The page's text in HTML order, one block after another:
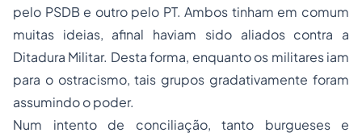
pelo PSDB e outro pelo PT. Ambos tinham em comum
muitas ideias, afinal haviam sido aliados contra a
Ditadura Militar. Desta forma, enquanto os militares iam
para o ostracismo, tais grupos gradativamente foram
assumindo o poder.
Num intento de conciliação, tanto burgueses e